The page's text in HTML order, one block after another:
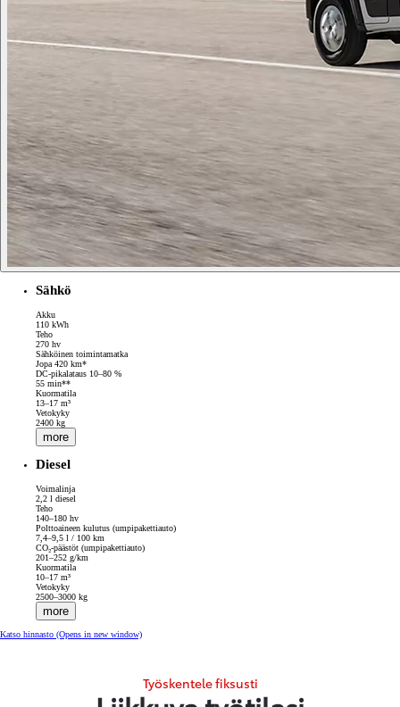
Sähkö
Akku
110 kWh
Teho
270 hv
Sähköinen toimintamatka
Jopa 420 km*
DC-pikalataus 10–80 %
55 min**
Kuormatila
13–17 m³
Vetokyky
2400 kg
more
Diesel
Voimalinja
2,2 l diesel
Teho
140–180 hv
Polttoaineen kulutus (umpipakettiauto)
7,4–9,5 l / 100 km
CO₂-päästöt (umpipakettiauto)
201–252 g/km
Kuormatila
10–17 m³
Vetokyky
2500–3000 kg
more
Katso hinnasto (Opens in new window)
Työskentele fiksusti